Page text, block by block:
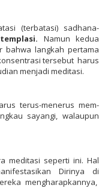
(terbatasi) sadhana-
i.
Namun kedua
bahwa langkah pertama
tersebut harus
menjadi meditasi.
terus-menerus mem-
sayangi, walaupun
meditasi seperti ini. Hal
Dirinya di
mengharapkannya,